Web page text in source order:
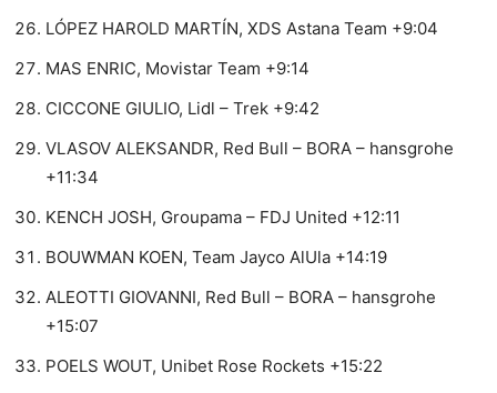
LÓPEZ HAROLD MARTÍN, XDS Astana Team +9:04
MAS ENRIC, Movistar Team +9:14
CICCONE GIULIO, Lidl – Trek +9:42
VLASOV ALEKSANDR, Red Bull – BORA – hansgrohe
+11:34
KENCH JOSH, Groupama – FDJ United +12:11
BOUWMAN KOEN, Team Jayco AlUla +14:19
ALEOTTI GIOVANNI, Red Bull – BORA – hansgrohe
+15:07
POELS WOUT, Unibet Rose Rockets +15:22